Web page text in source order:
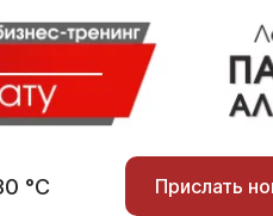
°С Прислать